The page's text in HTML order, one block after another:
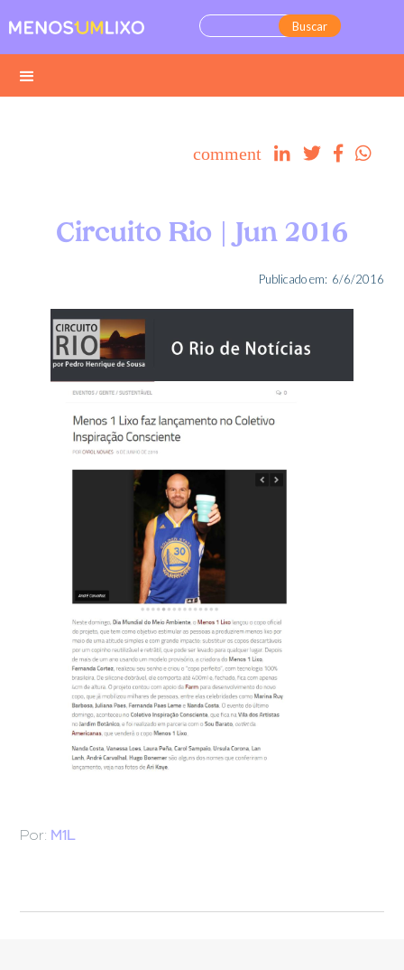
comment    
Circuito Rio | Jun 2016
Publicado em: 6/6/2016
M1L
Por: